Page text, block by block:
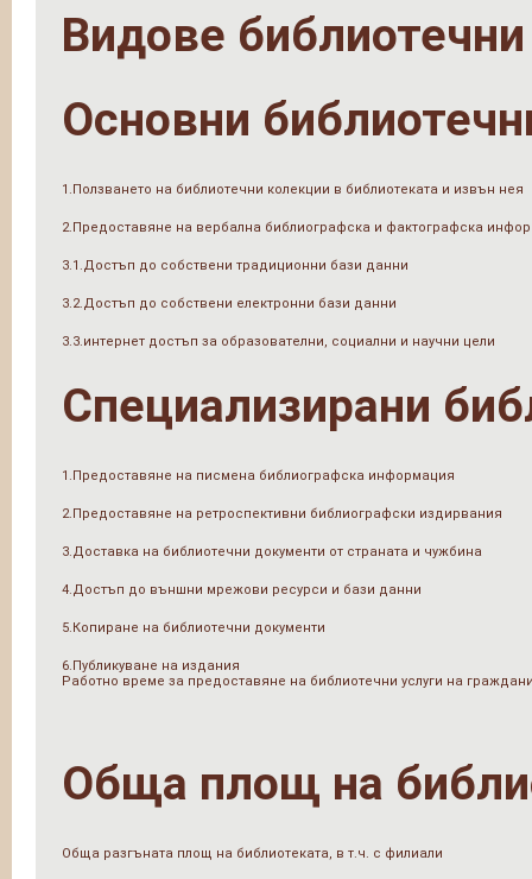
Видове библиотечни
Основни
1.Ползването на библиотечни колекции в библиотеката и извън нея
2.Предоставяне на вербална библиографска и фактографска
3.1.Достъп до собствени традиционни бази данни
3.2.Достъп до собствени електронни бази данни
3.3.интернет достъп за образователни, социални и научни цели
Специализирани
1.Предоставяне на писмена библиографска информация
2.Предоставяне на ретроспективни библиографски издирвания
3.Доставка на библиотечни документи от страната и чужбина
4.Достъп до външни мрежови ресурси и бази данни
5.Копиране на библиотечни документи
6.Публикуване на издания
Работно време за предоставяне на библиотечни услуги на
Обща площ на
Обща разгъната площ на библиотеката, в т.ч. с филиали